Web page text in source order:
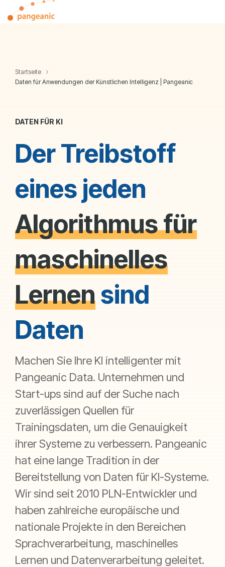
to
Startseite
Daten für Anwendungen der Künstlichen Intelligenz | Pangeanic
DATEN FÜR KI
Der Treibstoff
eines jeden
Algorithmus für
maschinelles
Lernensind
Daten
Machen Sie Ihre KI intelligenter mit
Pangeanic Data. Unternehmen und
Start-ups sind auf der Suche nach
zuverlässigen Quellen für
Trainingsdaten, um die Genauigkeit
ihrer Systeme zu verbessern. Pangeanic
hat eine lange Tradition in der
Bereitstellung von Daten für KI-Systeme.
Wir sind seit 2010 PLN-Entwickler und
haben zahlreiche europäische und
nationale Projekte in den Bereichen
Sprachverarbeitung, maschinelles
Lernen und Datenverarbeitung geleitet.